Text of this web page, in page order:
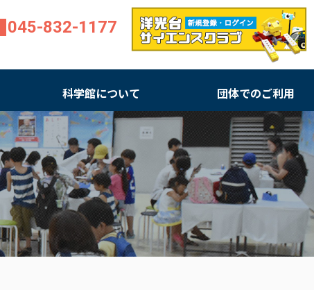
045-832-1177
科学館について 団体でのご利用